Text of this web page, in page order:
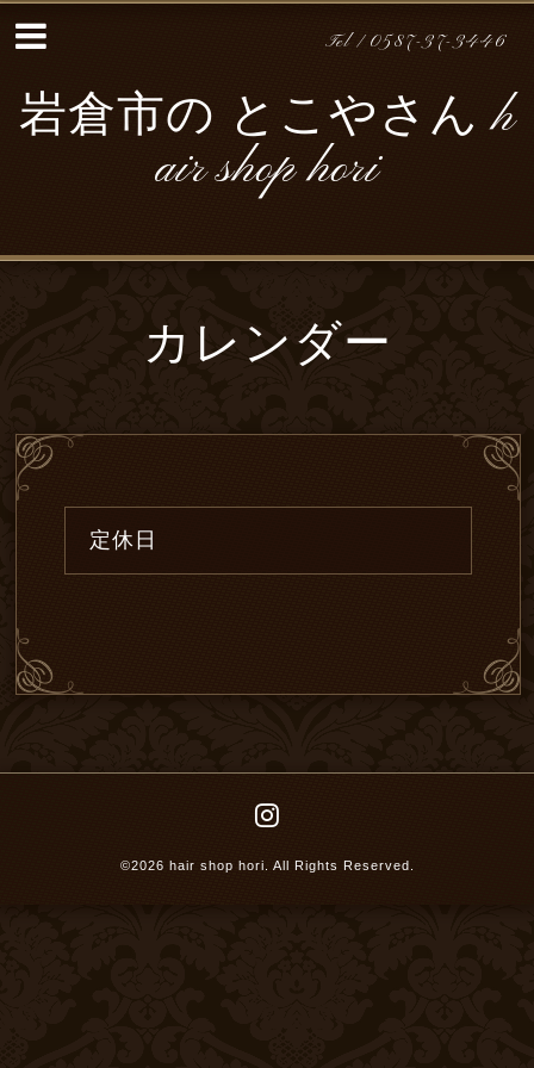
Tel / 0587-37-3446
岩倉市の とこやさん h
air shop hori
カレンダー
定休日
©2026 hair shop hori . All Rights Reserved.